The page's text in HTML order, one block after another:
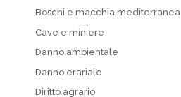
Boschi e macchia mediterranea
Cave e miniere
Danno ambientale
Danno erariale
Diritto agrario